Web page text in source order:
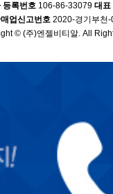
등록번호 106-86-33079 대표
업신고번호 2020-경기부천
© (주)엔젤비티알. All